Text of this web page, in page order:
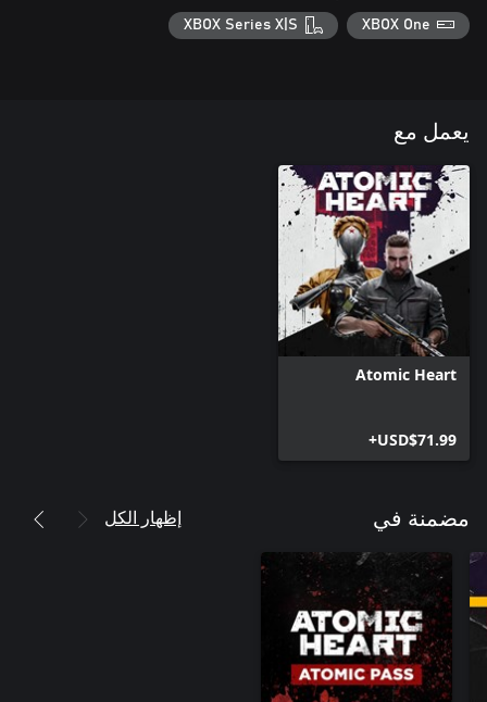
XBOX One
XBOX Series X|S
يعمل مع
Atomic Heart
USD$71.99+
مضمنة في إظهار الكل